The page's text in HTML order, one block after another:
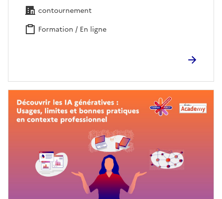
contournement
Formation / En ligne